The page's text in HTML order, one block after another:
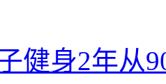
健身2年从